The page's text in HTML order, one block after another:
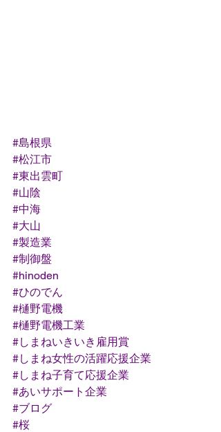
#島根県
#松江市
#東出雲町
#山陰
#中海
#大山
#製造業
#制御盤
#hinoden
#ひのでん
#樋野電機
#樋野電機工業
#しまねいきいき雇用賞
#しまね女性の活躍応援企業
#しまね子育て応援企業
#あいサポート企業
#ブログ
#桜